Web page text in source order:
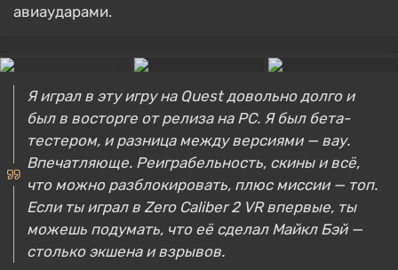
авиаударами.
Я играл в эту игру на Quest довольно долго и
был в восторге от релиза на PC. Я был бета-
тестером, и разница между версиями — вау.
Впечатляюще. Реиграбельность, скины и всё,
что можно разблокировать, плюс миссии — топ.
Если ты играл в Zero Caliber 2 VR впервые, ты
можешь подумать, что её сделал Майкл Бэй —
столько экшена и взрывов.